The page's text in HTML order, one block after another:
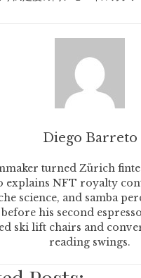
Diego Barreto
turned Zürich
explains NFT royalty
science, and samba
his second
ski lift chairs and
reading swings.